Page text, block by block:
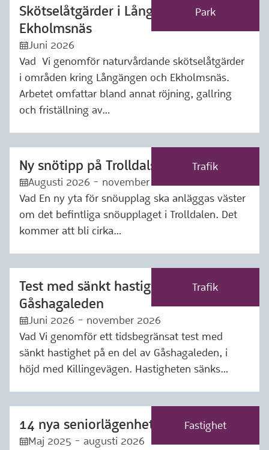
Park
Skötselåtgärder i Långängen och
Ekholmsnäs
Märkning: Park
:kalender:Juni 2026
Vad Vi genomför naturvårdande skötselåtgärder
i områden kring Långängen och Ekholmsnäs.
Arbetet omfattar bland annat röjning, gallring
och friställning av…
Trafik
Ny snötipp på Trolldalstippen
Märkning: Trafik
:kalender:Augusti 2026 - november 2026
Vad En ny yta för snöupplag ska anläggas väster
om det befintliga snöupplaget i Trolldalen. Det
kommer att bli cirka…
Trafik
Test med sänkt hastighet på
Gåshagaleden
Märkning: Trafik
:kalender:Juni 2026 - november 2026
Vad Vi genomför ett tidsbegränsat test med
sänkt hastighet på en del av Gåshagaleden, i
höjd med Killingevägen. Hastigheten sänks…
Fastighet
14 nya seniorlägenheter byggs i Tor
Märkning: Fastighet
:kalender:Maj 2025 - augusti 2026